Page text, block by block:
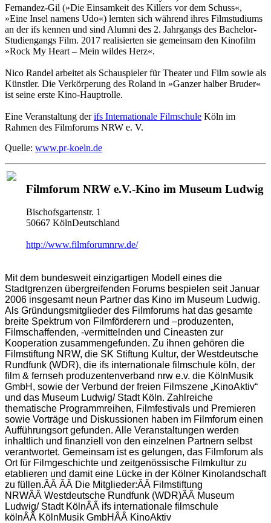
Fernandez-Gil (»Die Einsamkeit des Killers vor dem Schuss«,
»Eine Insel namens Udo«) lernten sich während ihres Filmstudiums
an der ifs kennen und sind Alumni des 2. Jahrgangs des Bachelor-
Studiengangs Film. 2017 realisierten sie gemeinsam den Kinofilm
»Rock My Heart – Mein wildes Herz«.
Nico Randel arbeitet als Schauspieler für Theater und Film sowie als
Künstler. Die Verkörperung des Roland in »Ganzer halber Bruder«
ist seine erste Kino-Hauptrolle.
Eine Veranstaltung derifs Internationale Filmschule Köln im
Rahmen des Filmforums NRW e. V.
Quelle: www.pr-koeln.de
Filmforum NRW e.V.-Kino im Museum Ludwig
Bischofsgartenstr. 1
50667 KölnDeutschland
http://www.filmforumnrw.de/
Mit dem bundesweit einzigartigen Modell eines die
Stadtgrenzen übergreifenden Forums bespielen seit Januar
2006 insgesamt neun Partner das Kino im Museum Ludwig.
Als Gründungsmitglieder des Filmforums hat das gesamte
breite Spektrum von Filmförderern und –produzenten,
Filmschaffenden, -vermittelnden und Cineasten zur
Kooperation zusammengefunden. Zu ihnen gehören die
Filmstiftung NRW, die SK Stiftung Kultur, der Westdeutsche
Rundfunk (WDR), die ifs internationale filmschule köln, der
film & fernseh produzentenverband nrw e.v. die KölnMusik
GmbH, sowie der Verbund der freien Filmszene „KinoAktiv“
und das Museum Ludwig/ Stadt Köln. Zahlreiche
thematische Programmreihen, Filmfestivals und Premieren
sowie Vorträge und Diskussionen haben im Filmforum einen
Aufführungsort gefunden. Alle Veranstaltungen werden
inhaltlich und finanziell von den einzelnen Partnern selbst
verantwortet. Gemeinsam ist es gelungen, das Filmforum als
Ort für Filmgeschichte und zeitgenössische Filmkultur zu
etablieren und damit eine Lücke in der Kölner Kinolandschaft
zu füllen.ÂÂ ÂÂ Die Mitglieder:ÂÂ Filmstiftung
NRWÂÂ Westdeutsche Rundfunk (WDR)ÂÂ Museum
Ludwig/ Stadt KölnÂÂ ifs internationale filmschule
kölnÂÂ KölnMusik GmbHÂÂ KinoAktiv